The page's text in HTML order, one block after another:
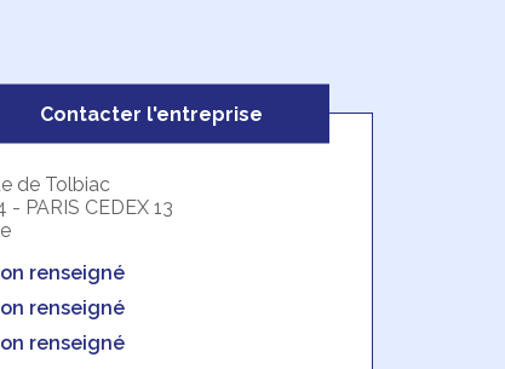
Contacter l'entreprise
de Tolbiac
- PARIS CEDEX 13
renseigné
renseigné
renseigné